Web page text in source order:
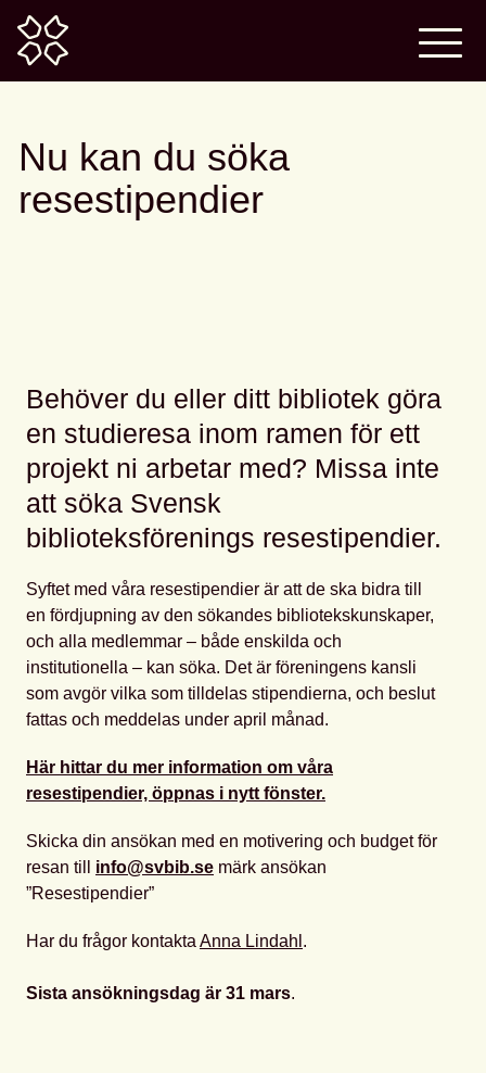
Home
Nu kan du söka
resestipendier
Behöver du eller ditt bibliotek göra
en studieresa inom ramen för ett
projekt ni arbetar med? Missa inte
att söka Svensk
biblioteksförenings resestipendier.
Syftet med våra resestipendier är att de ska bidra till
en fördjupning av den sökandes bibliotekskunskaper,
och alla medlemmar – både enskilda och
institutionella – kan söka. Det är föreningens kansli
som avgör vilka som tilldelas stipendierna, och beslut
fattas och meddelas under april månad.
Här hittar du mer information om våra
resestipendier, öppnas i nytt fönster.
Skicka din ansökan med en motivering och budget för
resan till info@svbib.se märk ansökan
”Resestipendier”
Har du frågor kontakta Anna Lindahl .
Sista ansökningsdag är 31 mars.